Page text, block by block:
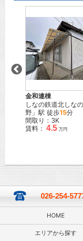
金和連棟
しなの鉄道北しなの
野 」駅 徒歩15分
間取り：3K
賃料： 4.5 万円
026-254-
HOME
エリアから探す